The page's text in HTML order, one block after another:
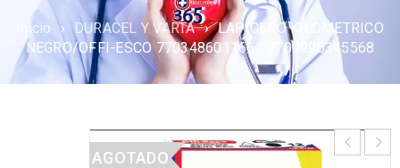
Inicio › DURACEL Y VARTA › LAPICERO KILOMETRICO
NEGRO/OFFI-ESCO 7703486011661 7709990345568
AGOTADO